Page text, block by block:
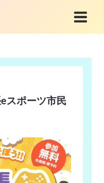
スポーツ市民